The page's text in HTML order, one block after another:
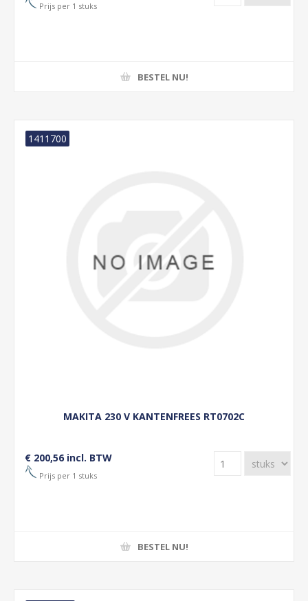
Prijs per 1 stuks
BESTEL NU!
MAKITA 230 V KANTENFREES RT0702C
1411700
€ 200,56 incl. BTW
Prijs per 1 stuks
BESTEL NU!